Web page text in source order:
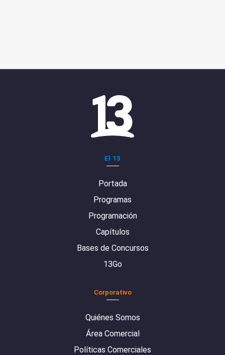
El 13
Portada
Programas
Programación
Capítulos
Bases de Concursos
13Go
Corporativo
Quiénes Somos
Área Comercial
Políticas Comerciales